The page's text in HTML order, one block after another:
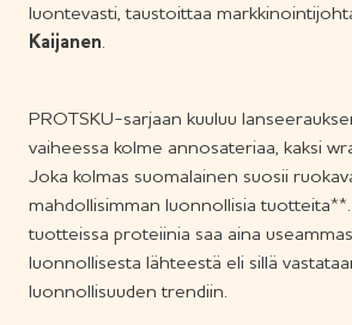
luontevasti, taustoittaa
Kaijanen.
PROTSKU-sarjaan kuuluu
vaiheessa kolme annosateriaa, kaksi
Joka kolmas suomalainen suosii
mahdollisimman luonnollisia
tuotteissa proteiinia saa aina
luonnollisesta lähteestä eli sillä
luonnollisuuden trendiin.